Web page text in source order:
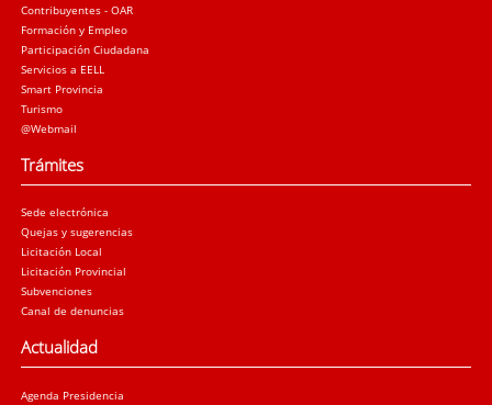
Contribuyentes - OAR
Formación y Empleo
Participación Ciudadana
Servicios a EELL
Smart Provincia
Turismo
@Webmail
Trámites
Sede electrónica
Quejas y sugerencias
Licitación Local
Licitación Provincial
Subvenciones
Canal de denuncias
Actualidad
Agenda Presidencia